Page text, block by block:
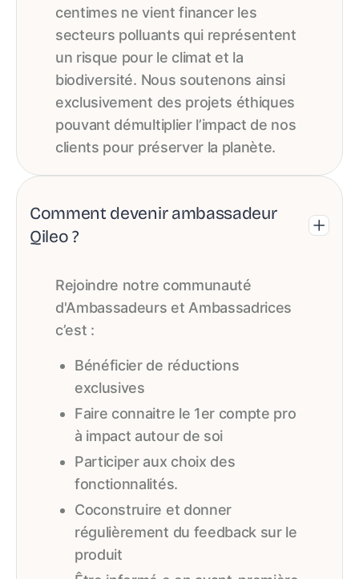
centimes ne vient financer les
secteurs polluants qui représentent
un risque pour le climat et la
biodiversité. Nous soutenons ainsi
exclusivement des projets éthiques
pouvant démultiplier l’impact de nos
clients pour préserver la planète.
Comment devenir ambassadeur
Qileo ?
Rejoindre notre communauté
d'Ambassadeurs et Ambassadrices
c’est :
Bénéficier de réductions
exclusives
Faire connaitre le 1er compte pro
à impact autour de soi
Participer aux choix des
fonctionnalités.
Coconstruire et donner
régulièrement du feedback sur le
produit